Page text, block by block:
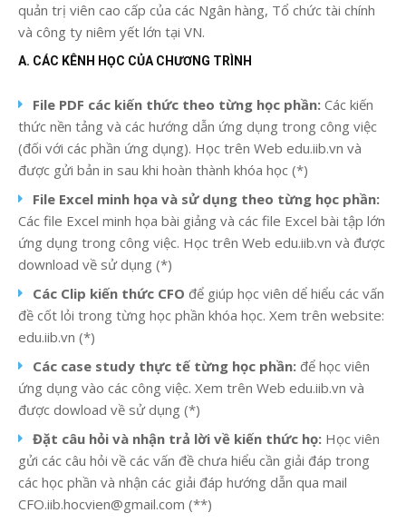
quản trị viên cao cấp của các Ngân hàng, Tổ chức tài chính
và công ty niêm yết lớn tại VN.
A. CÁC KÊNH HỌC CỦA CHƯƠNG TRÌNH
File PDF các kiến thức theo từng học phần: Các kiến
thức nền tảng và các hướng dẫn ứng dụng trong công việc
(đối với các phần ứng dụng). Học trên Web edu.iib.vn và
được gửi bản in sau khi hoàn thành khóa học (*)
File Excel minh họa và sử dụng theo từng học phần:
Các file Excel minh họa bài giảng và các file Excel bài tập lớn
ứng dụng trong công việc. Học trên Web edu.iib.vn và được
download về sử dụng (*)
Các Clip kiến thức CFO để giúp học viên dể hiểu các vấn
đề cốt lỏi trong từng học phần khóa học. Xem trên website:
edu.iib.vn (*)
Các case study thực tế từng học phần: để học viên
ứng dụng vào các công việc. Xem trên Web edu.iib.vn và
được dowload về sử dụng (*)
Đặt câu hỏi và nhận trả lời về kiến thức họ: Học viên
gửi các câu hỏi về các vấn đề chưa hiểu cần giải đáp trong
các học phần và nhận các giải đáp hướng dẫn qua mail
CFO.iib.hocvien@gmail.com (**)